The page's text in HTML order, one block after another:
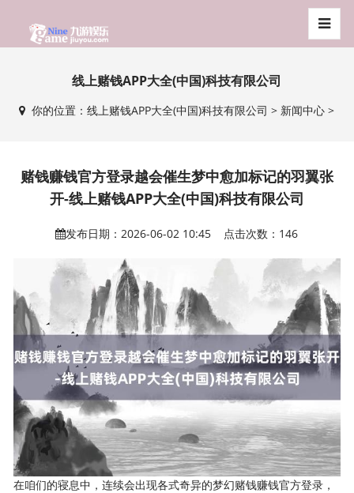
线上赌钱APP大全(中国)科技有限公司
你的位置：线上赌钱APP大全(中国)科技有限公司 > 新闻中心 >
赌钱赚钱官方登录越会催生梦中愈加标记的羽翼张
开-线上赌钱APP大全(中国)科技有限公司
发布日期：2026-06-02 10:45 点击次数：146
在咱们的寝息中，连续会出现各式奇异的梦幻赌钱赚钱官方登录，